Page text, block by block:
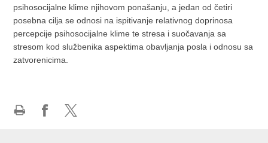
psihosocijalne klime njihovom ponašanju, a jedan od četiri
posebna cilja se odnosi na ispitivanje relativnog doprinosa
percepcije psihosocijalne klime te stresa i suočavanja sa
stresom kod službenika aspektima obavljanja posla i odnosu sa
zatvorenicima.